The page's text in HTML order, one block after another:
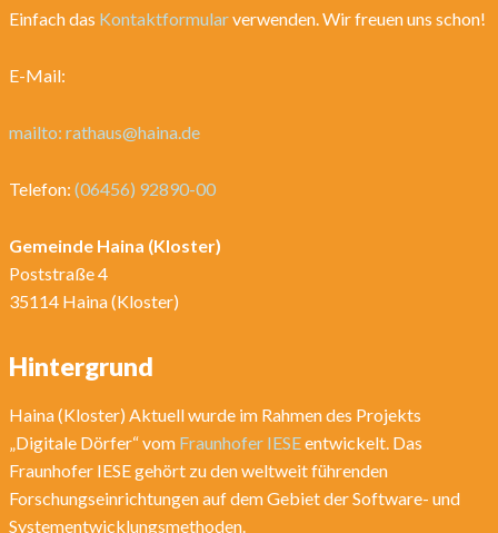
Einfach das Kontaktformularverwenden. Wir freuen uns schon!
E-Mail:
mailto: rathaus@haina.de
Telefon: (06456) 92890-00
Gemeinde Haina (Kloster)
Poststraße 4
35114 Haina (Kloster)
Hintergrund
Haina (Kloster) Aktuell wurde im Rahmen des Projekts
„Digitale Dörfer“ vom Fraunhofer IESEentwickelt. Das
Fraunhofer IESE gehört zu den weltweit führenden
Forschungseinrichtungen auf dem Gebiet der Software- und
Systementwicklungsmethoden.